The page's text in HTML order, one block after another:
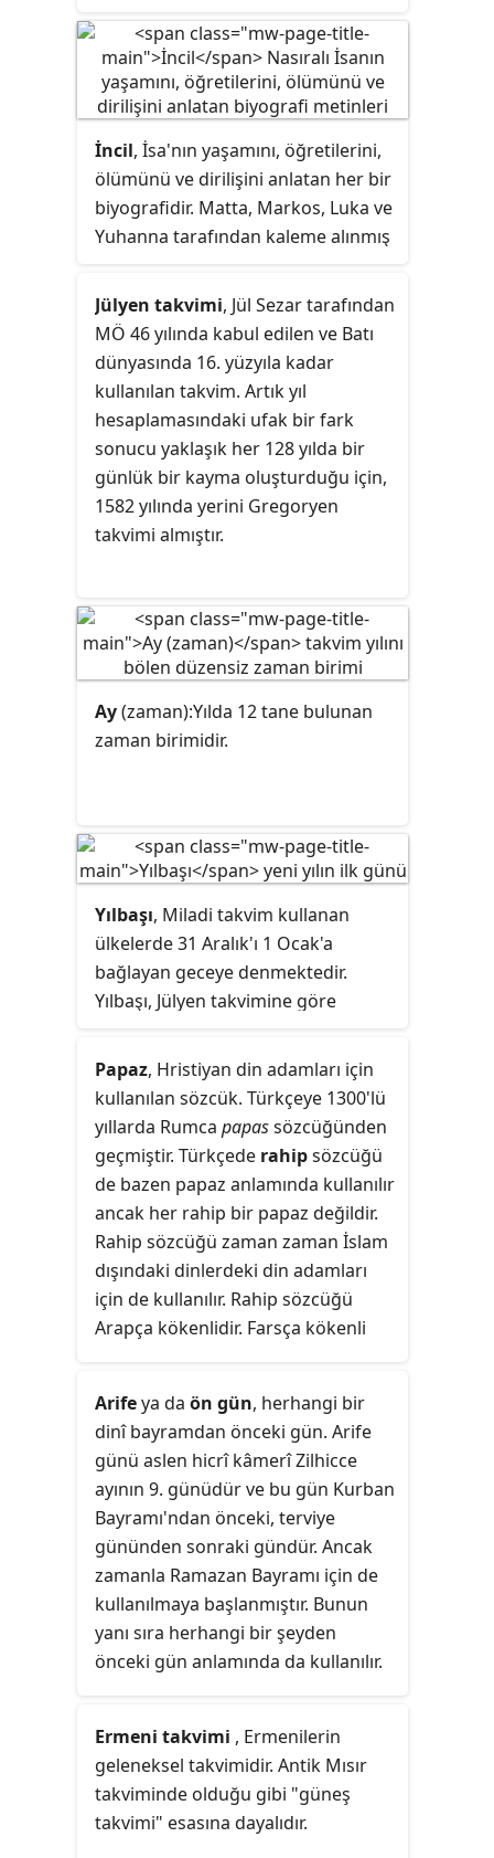
İncil, İsa'nın yaşamını, öğretilerini,
ölümünü ve dirilişini anlatan her bir
biyografidir. Matta, Markos, Luka ve
Yuhanna tarafından kaleme alınmış
dört incil, Yeni Ahit'in ilk dört
bölümünü teşkil eder. İncil sözcüğü
Türkçe konuşan kimseler arasında
sıklıkla Yeni Ahit anlamında
kullanılır. Bu kullanıma –hatalı olsa
dahi– Türkçe Hristiyan kaynaklarda
da rastlanabilir. Bu kaynaklarda
Müjde
sözcüğü de Yeni Ahit
anlamında kullanılır.
Jülyen takvimi, Jül Sezar tarafından
MÖ 46 yılında kabul edilen ve Batı
dünyasında 16. yüzyıla kadar
kullanılan takvim. Artık yıl
hesaplamasındaki ufak bir fark
sonucu yaklaşık her 128 yılda bir
günlük bir kayma oluşturduğu için,
1582 yılında yerini Gregoryen
takvimi almıştır.
Ay(zaman):Yılda 12 tane bulunan
zaman birimidir.
Yılbaşı, Miladi takvim kullanan
ülkelerde 31 Aralık'ı 1 Ocak'a
bağlayan geceye denmektedir.
Yılbaşı, Jülyen takvimine göre
ayının da adının verildiği geçit ve
başlangıç tanrısı Janus'a adanmıştı.
Hristiyan aleminin Miladi
takviminde bir tarih olarak, hâlen
Anglikan ve Lutheran kiliselerinde
İsa'nın Adlandırma ve Sünnet
Bayramı olarak törenlerle kutlanır.
Papaz, Hristiyan din adamları için
kullanılan sözcük. Türkçeye 1300'lü
yıllarda Rumca papassözcüğünden
geçmiştir. Türkçede rahipsözcüğü
de bazen papaz anlamında kullanılır
ancak her rahip bir papaz değildir.
Rahip sözcüğü zaman zaman İslam
dışındaki dinlerdeki din adamları
için de kullanılır. Rahip sözcüğü
Arapça kökenlidir. Farsça kökenli
Arifeya da ön gün, herhangi bir
dinî bayramdan önceki gün. Arife
günü aslen hicrî kâmerî Zilhicce
ayının 9. günüdür ve bu gün Kurban
Bayramı'ndan önceki, terviye
gününden sonraki gündür. Ancak
zamanla Ramazan Bayramı için de
kullanılmaya başlanmıştır. Bunun
yanı sıra herhangi bir şeyden
önceki gün anlamında da kullanılır.
Ermeni takvimi , Ermenilerin
geleneksel takvimidir. Antik Mısır
takviminde olduğu gibi "güneş
takvimi" esasına dayalıdır.